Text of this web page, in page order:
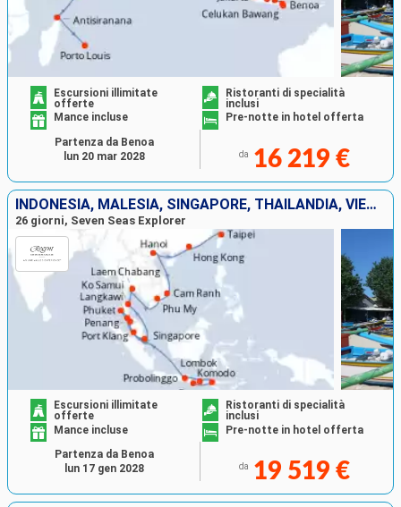
Escursioni illimitate
offerte
Ristoranti di specialità
inclusi
Mance incluse
Pre-notte in hotel offerta
da 16 219 €
Partenza da Benoa
lun 20 mar 2028
INDONESIA, MALESIA, SINGAPORE, THAILANDIA, VIETNAM, CINA, TAIWAN
26 giorni, Seven Seas Explorer
Escursioni illimitate
offerte
Ristoranti di specialità
inclusi
Mance incluse
Pre-notte in hotel offerta
da 19 519 €
Partenza da Benoa
lun 17 gen 2028